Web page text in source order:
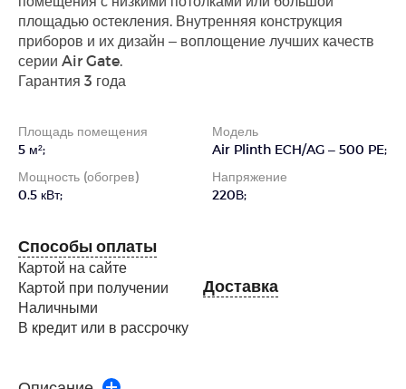
площадью остекления. Внутренняя конструкция
приборов и их дизайн – воплощение лучших качеств
серии Air Gate.
Гарантия 3 года
Площадь помещения
5 м²;
Модель
Air Plinth ECH/AG – 500 PE;
Мощность (обогрев)
0.5 кВт;
Напряжение
220В;
Способы оплаты
Картой на сайте
Картой при получении
Наличными
В кредит или в рассрочку
Доставка